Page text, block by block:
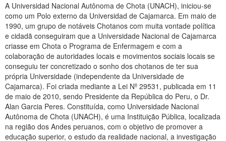
A Universidad Nacional Autônoma de Chota (UNACH), iniciou-se
como um Polo externo da Universidad de Cajamarca. Em maio de
1990, um grupo de notáveis Chotanos com muita vontade política
e cidadã conseguiram que a Universidade Nacional de Cajamarca
criasse em Chota o Programa de Enfermagem e com a
colaboração de autoridades locais e movimentos sociais locais se
conseguiu ter concretizado o sonho dos chotanos de ter sua
própria Universidade (independente da Universidade de
Cajamarca). Foi criada mediante a Lei Nº 29531, publicada em 11
de maio de 2010, sendo Presidente da República do Peru, o Dr.
Alan Garcia Peres. Constituída, como Universidade Nacional
Autônoma de Chota (UNACH), é uma Instituição Pública, localizada
na região dos Andes peruanos, com o objetivo de promover a
educação superior, o estudo da realidade nacional, a investigação